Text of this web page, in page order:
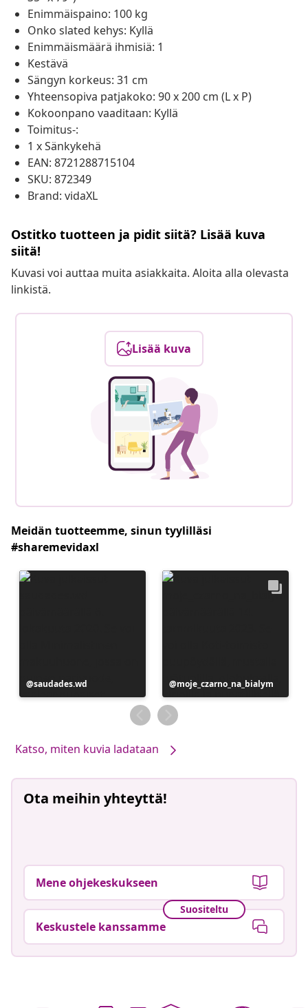
Enimmäispaino: 100 kg
Onko slated kehys: Kyllä
Enimmäismäärä ihmisiä: 1
Kestävä
Sängyn korkeus: 31 cm
Yhteensopiva patjakoko: 90 x 200 cm (L x P)
Kokoonpano vaaditaan: Kyllä
Toimitus-:
1 x Sänkykehä
EAN: 8721288715104
SKU: 872349
Brand: vidaXL
Ostitko tuotteen ja pidit siitä? Lisää kuva
siitä!
Kuvasi voi auttaa muita asiakkaita. Aloita alla olevasta
linkistä.
Lisää kuva
Meidän tuotteemme, sinun tyylilläsi
#sharemevidaxl
Julkaissut
saudades.wd Julkaissut
moje_czarno_na_bialym
Katso, miten kuvia ladataan
Ota meihin yhteyttä!
Mene ohjekeskukseen
Suositeltu
Keskustele kanssamme